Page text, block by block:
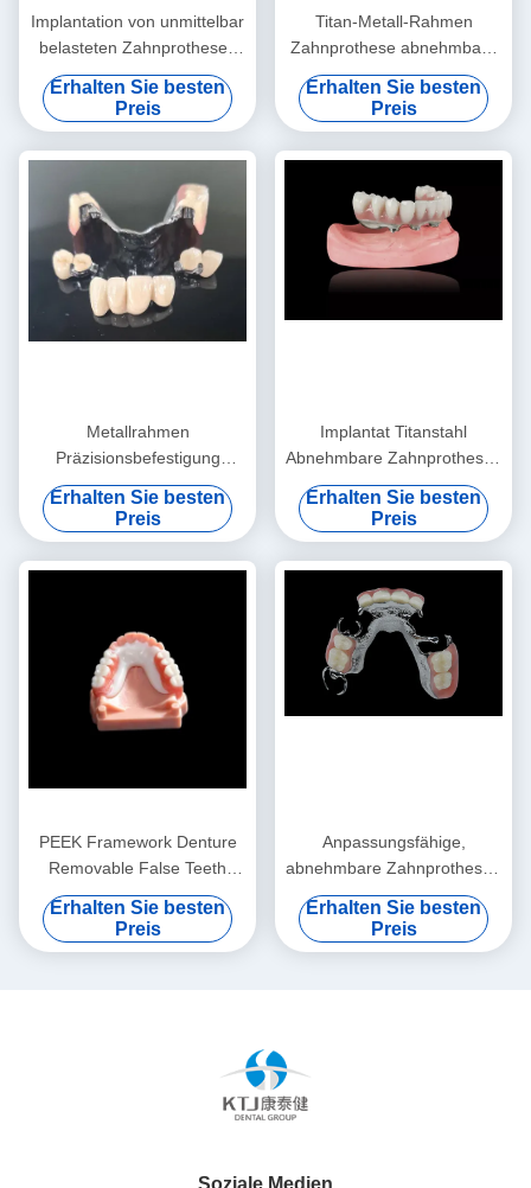
Implantation von unmittelbar
belasteten Zahnprothesen
Lichtrosa abnehmbare
künstliche Zähne
Erhalten Sie besten
Preis
Titan-Metall-Rahmen
Zahnprothese abnehmbare
falsche Zähne
Erhalten Sie besten
Preis
Metallrahmen
Präzisionsbefestigung
Überprothese Ausnehmbare
Zahnprothese
Erhalten Sie besten
Preis
Implantat Titanstahl
Abnehmbare Zahnprothesen
Titanstahl Implantatstahl
Überpräparate
Erhalten Sie besten
Preis
PEEK Framework Denture
Removable False Teeth
Custom
Erhalten Sie besten
Preis
Anpassungsfähige,
abnehmbare Zahnprothesen
Titanrahmen
Zahnmetallrahmen
Erhalten Sie besten
Preis